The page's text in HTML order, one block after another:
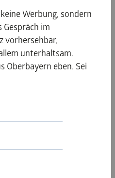
Oben angekommen, belohnt
und die umliegende
Höhe erwartet Sie auf
beschauliche Ruhe, sondern
Angebot.
Werbung, sondern
im
vorhersehbar,
unterhaltsam.
Oberbayern eben. Sei